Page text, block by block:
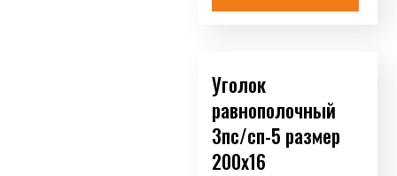
Уголок
равнополочный
3пс/сп-5 размер
200х16